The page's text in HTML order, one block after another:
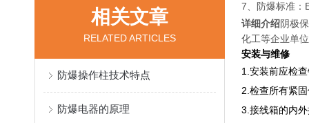
相关文章
RELATED ARTICLES
防爆操作柱技术特点
防爆电器的原理
7、防爆标准：
详细介绍阴极
化工等企业单
安装与维修
1.安装前应检
2.检查所有紧
3.接线箱的内